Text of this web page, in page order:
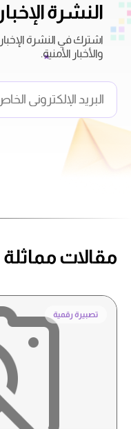
النشرة
اشترك في النشرة
والأخبار الأمنية.
مقالات مماثلة
تصبيرة رقمية